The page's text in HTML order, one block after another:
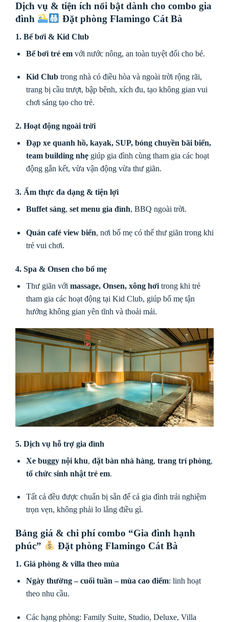
Dịch vụ & tiện ích nổi bật dành cho combo gia
đình
Đặt phòng Flamingo Cát Bà
1. Bể bơi & Kid Club
Bể bơi trẻ emvới nước nông, an toàn tuyệt đối cho bé.
Kid Clubtrong nhà có điều hòa và ngoài trời rộng rãi,
trang bị cầu trượt, bập bênh, xích đu, tạo không gian vui
chơi sáng tạo cho trẻ.
2. Hoạt động ngoài trời
Đạp xe quanh hồ, kayak, SUP, bóng chuyền bãi biển,
team building nhẹgiúp gia đình cùng tham gia các hoạt
động gắn kết, vừa vận động vừa thư giãn.
3. Ẩm thực đa dạng & tiện lợi
Buffet sáng, set menu gia đình, BBQ ngoài trời.
Quán café view biển, nơi bố mẹ có thể thư giãn trong khi
trẻ vui chơi.
4. Spa & Onsen cho bố mẹ
Thư giãn với massage, Onsen, xông hơitrong khi trẻ
tham gia các hoạt động tại Kid Club, giúp bố mẹ tận
hưởng không gian yên tĩnh và thoải mái.
5. Dịch vụ hỗ trợ gia đình
Xe buggy nội khu, đặt bàn nhà hàng, trang trí phòng,
tổ chức sinh nhật trẻ em.
Tất cả đều được chuẩn bị sẵn để cả gia đình trải nghiệm
trọn vẹn, không phải lo lắng điều gì.
Bảng giá & chi phí combo “Gia đình hạnh
phúc”
Đặt phòng Flamingo Cát Bà
1. Giá phòng & villa theo mùa
Ngày thường – cuối tuần – mùa cao điểm: linh hoạt
theo nhu cầu.
Các hạng phòng: Family Suite, Studio, Deluxe, Villa